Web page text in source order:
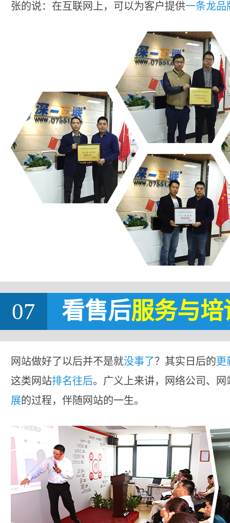
张的说：在互联网上，可以为客户提供一条龙品
07 看售后服务与培
网站做好了以后并不是就没事了？其实日后的更
这类网站排名往后。广义上来讲，网络公司、
展的过程，伴随网站的一生。